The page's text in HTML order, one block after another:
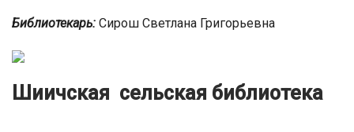
Библиотекарь: Сирош Светлана Григорьевна
Шиичская сельская библиотека